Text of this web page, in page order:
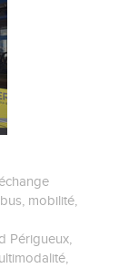
, mobilité,
Périgueux,
,